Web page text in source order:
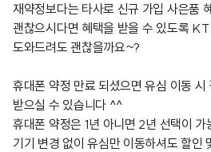
재약정보다는 타사로 신규 가입 사은품
괜찮으시다면 혜택을 받을 수 있도록
도와드려도 괜찮을까요~?
휴대폰 약정 만료 되셨으면 유심 이동 시
받으실 수 있습니다 ^^
휴대폰 약정은 1년 아니면 2년 선택이 가
기기 변경 없이 유심만 이동하셔도 할인